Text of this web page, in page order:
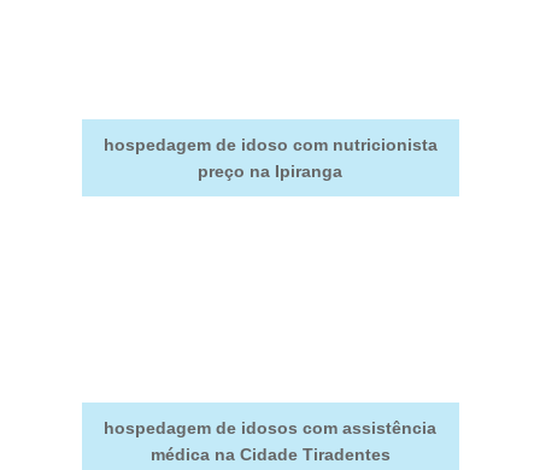
hospedagem de idoso com nutricionista
preço na Ipiranga
hospedagem de idosos com assistência
médica na Cidade Tiradentes